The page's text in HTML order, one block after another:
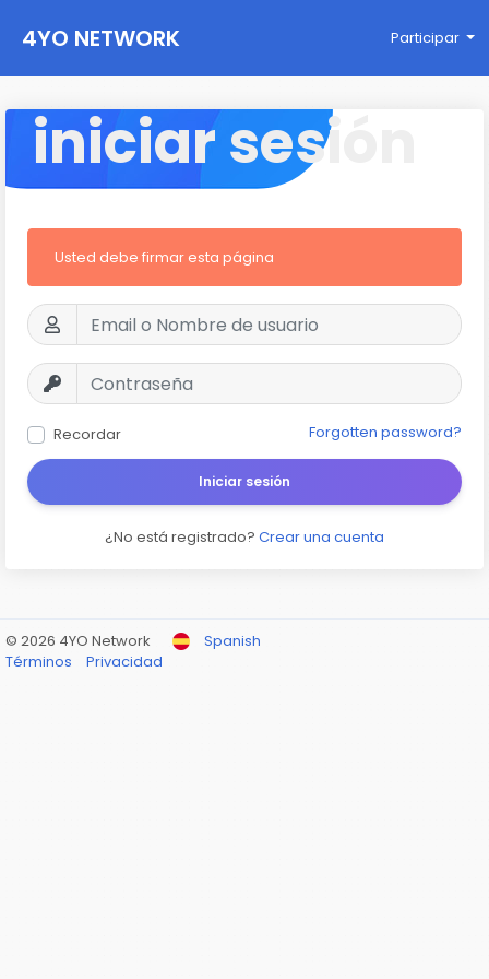
4YO NETWORK Participar
iniciar sesión
Usted debe firmar esta página
Recordar Forgotten password?
Iniciar sesión
¿No está registrado? Crear una cuenta
© 2026 4YO Network
Spanish
Términos
Privacidad